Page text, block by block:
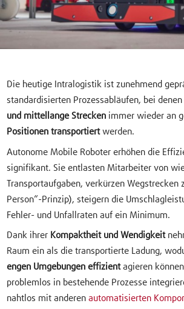
Die heutige Intralogistik ist zunehmend
standardisierten Prozessabläufen, bei
und mittellange Strecken immer wieder an
Positionen transportiertwerden.
Autonome Mobile Roboter erhöhen die
signifikant. Sie entlasten Mitarbeiter von
Transportaufgaben, verkürzen Wegstrecken
Person“-Prinzip), steigern die
Fehler- und Unfallraten auf ein Minimum.
Dank ihrer Kompaktheit und Wendigkeit
Raum ein als die transportierte Ladung,
engen Umgebungen effizientagieren
problemlos in bestehende Prozesse
nahtlos mit anderenautomatisierten